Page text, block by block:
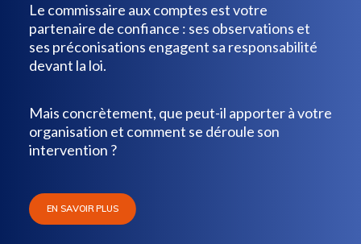
Le commissaire aux comptes est votre
partenaire de confiance : ses observations et
ses préconisations engagent sa responsabilité
devant la loi.
Mais concrètement, que peut-il apporter à votre
organisation et comment se déroule son
intervention ?
EN SAVOIR PLUS